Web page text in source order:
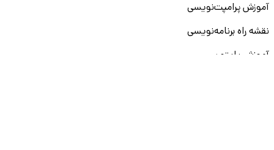
آموزش پرامپت‌نویسی
نقشه راه برنامه‌نویسی
آموزش پایتون